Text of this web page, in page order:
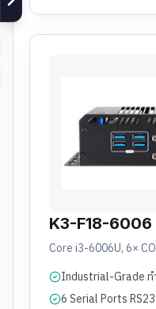
K3-F18-6006
Core i3-6006U, 6×
Industrial-Grade ท
6 Serial Ports